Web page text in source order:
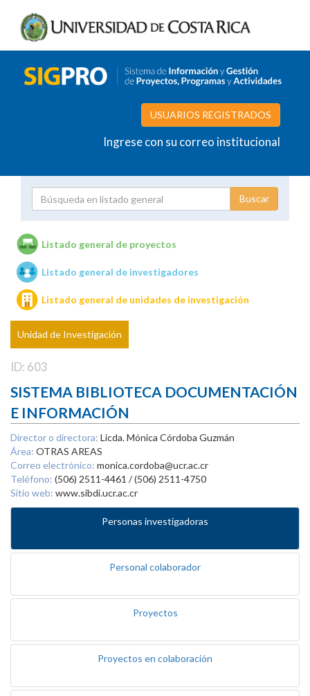
USUARIOS REGISTRADOS
Ingrese con su correo institucional
Unidades de investigación
Listado general de proyectos
Listado general de investigadores
Listado general de unidades de investigación
Unidad de Investigación
ID: 603
SISTEMA BIBLIOTECA DOCUMENTACIÓN
E INFORMACIÓN
Director o directora: Licda. Mónica Córdoba Guzmán
Área: OTRAS AREAS
Correo electrónico: monica.cordoba@ucr.ac.cr
Teléfono: (506) 2511-4461 / (506) 2511-4750
Sitio web: www.sibdi.ucr.ac.cr
Personas investigadoras
Personal colaborador
Proyectos
Proyectos en colaboración